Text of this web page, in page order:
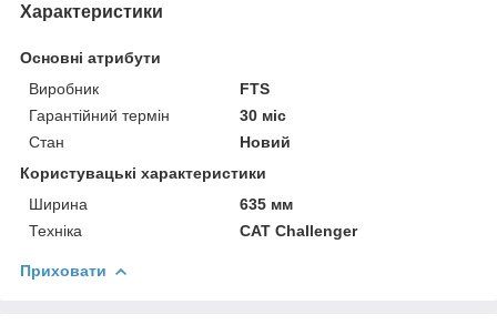
Характеристики
Основні атрибути
Виробник
FTS
Гарантійний термін
30 міс
Стан
Новий
Користувацькi характеристики
Ширина
635 мм
Техніка
CAT Challenger
Приховати